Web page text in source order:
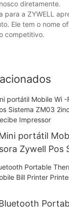
diretamente.
para a ZYWELL
Ele tem o nome
competitivo.
portátil
Zywell Pos
Impressora